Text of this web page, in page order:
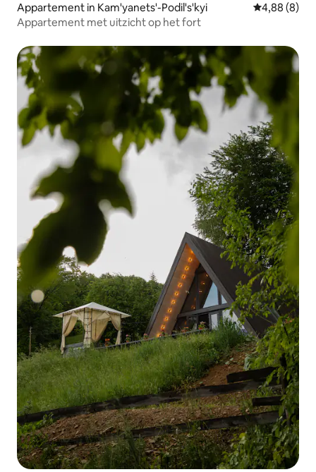
Appartement in Kam'yanets'-Podil's'kyi Gemiddelde
4,88 (8)
Appartement met uitzicht op het fort